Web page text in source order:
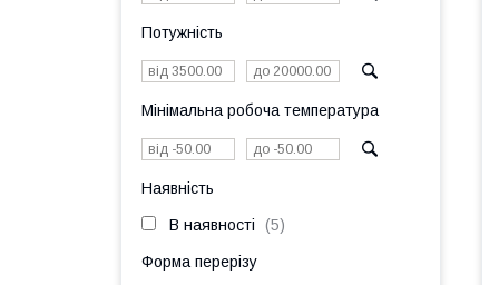
Потужність
Мінімальна робоча температура
Наявність
В наявності 5
Форма перерізу